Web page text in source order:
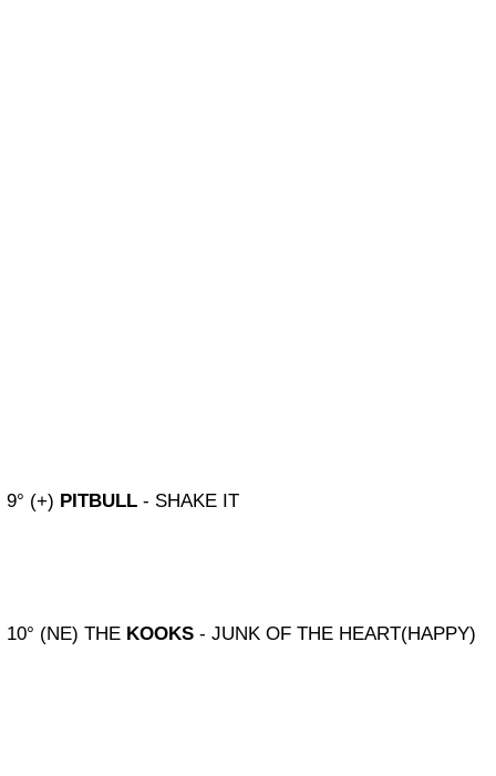
9° (+) PITBULL - SHAKE IT
10° (NE) THE KOOKS - JUNK OF THE HEART(HAPPY)